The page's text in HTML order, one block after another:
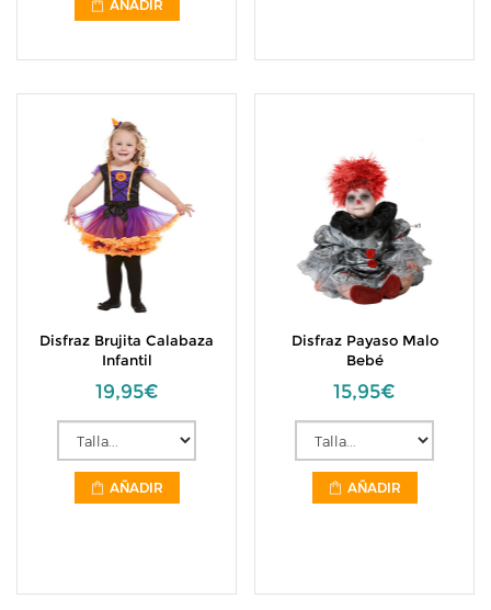
AÑADIR
Disfraz Brujita Calabaza
Infantil
19,95€
AÑADIR
Disfraz Payaso Malo
Bebé
15,95€
AÑADIR